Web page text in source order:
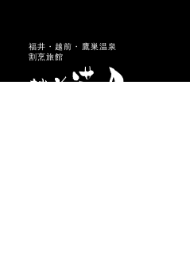
福井・越前・鷹巣温泉
割烹旅館